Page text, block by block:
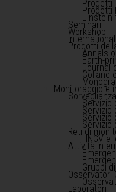
Progetti
Progetti
Einstein
Seminari
Workshop
Prodotti
Annals
Earth-
Journal
Collane
Monitoraggio e
Sorveglianza
Servizio
Servizio
Servizio
Servizio
Reti di
l'INGV e
Attività in
Gruppi
Osservatori
Laboratori